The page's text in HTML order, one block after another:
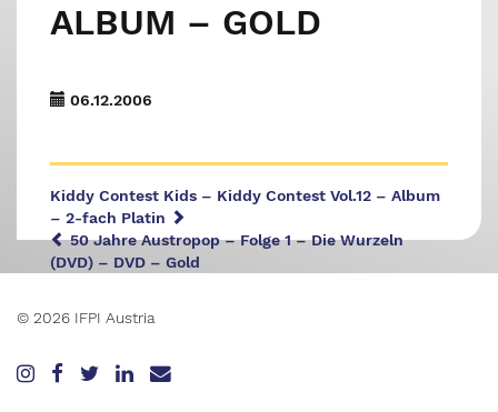
ALBUM – GOLD
06.12.2006
Kiddy Contest Kids – Kiddy Contest Vol.12 – Album
– 2-fach Platin
50 Jahre Austropop – Folge 1 – Die Wurzeln
(DVD) – DVD – Gold
© 2026 IFPI Austria